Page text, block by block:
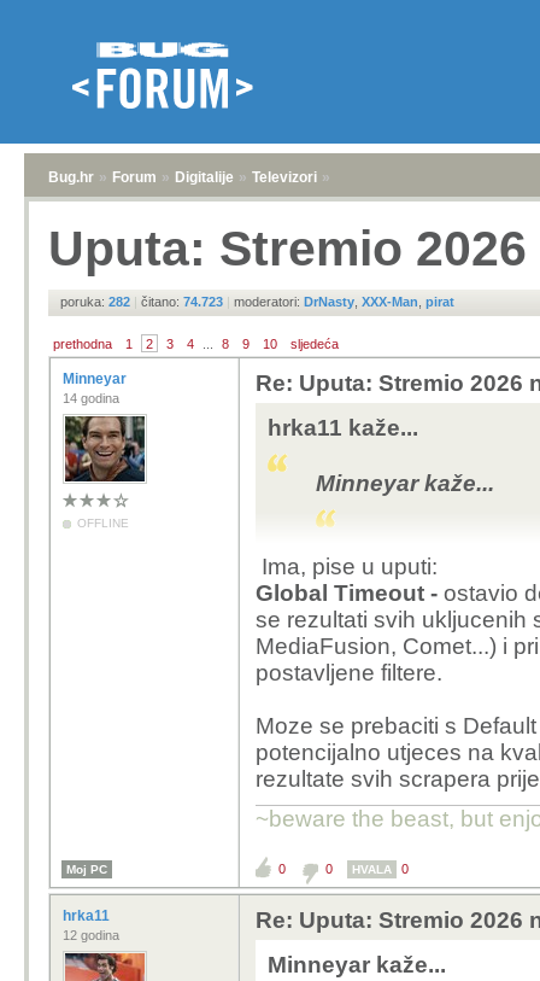
Bug.hr » Forum » Digitalije » Televizori »
Uputa: Stremio
poruka: 282 | čitano: 74.723 | moderatori: DrNasty XXX-Man pirat
prethodna 1 2 3 4 8 9 10 sljedeća
Minneyar
14 godina
OFFLINE
Re: Uputa: Stremio 2026
hrka11 kaže...
Minneyar kaže...
Dobro si ti to sazeo i
imam sve podeseno
Samo me zanima
rezultate?
S torentiom ili
sekundi da se pojave.
Ima, pise u uputi:
Global Timeout - ostavio
se rezultati svih ukljucenih
MediaFusion, Comet...) i
postavljene filtere.
Moze se prebaciti s
potencijalno utjeces na
rezultate svih scrapera
~beware the beast, but
Moj PC 0 0 HVALA 0
hrka11
12 godina
Re: Uputa: Stremio 2026
Minneyar kaže...